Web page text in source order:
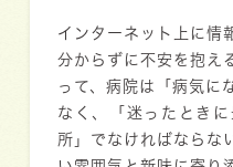
インターネット上に情
分からずに不安を抱え
って、病院は「病気に
なく、「迷ったとき
所」でなければならな